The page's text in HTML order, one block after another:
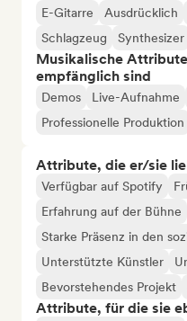
E-Gitarre
Ausdrücklich
Schlagzeug
Synthesizer
Musikalische
empfänglich sind
Demos Live-Aufnahme
Professionelle Produktion
Attribute, die er/sie
Verfügbar auf Spotify
Erfahrung auf der Bühne
Starke Präsenz in den
Unterstützte Künstler
Bevorstehendes Projekt
Attribute, für die sie